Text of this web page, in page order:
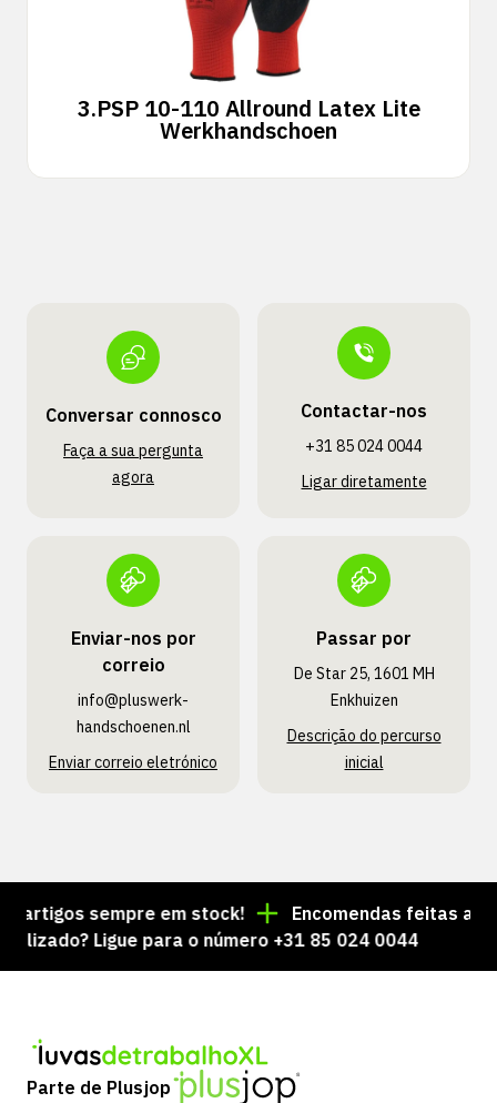
3.PSP 10-110 Allround Latex Lite
Werkhandschoen
Conversar connosco
Faça a sua pergunta
agora
Contactar-nos
+31 85 024 0044
Ligar diretamente
Enviar-nos por
correio
info@pluswerk­
handschoenen.nl
Enviar correio eletrónico
Passar por
De Star 25, 1601 MH
Enkhuizen
Descrição do percurso
inicial
sempre em stock!
Encomendas feitas até às
Ligue para o número +31 85 024 0044
Parte de Plusjop